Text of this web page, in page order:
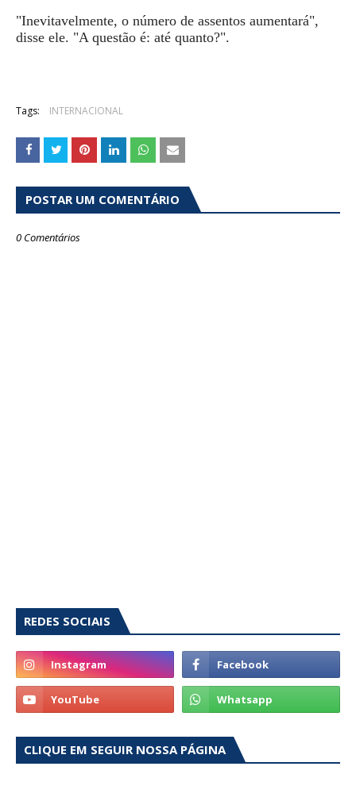
"Inevitavelmente, o número de assentos aumentará",
disse ele. "A questão é: até quanto?".
Tags: INTERNACIONAL
POSTAR UM COMENTÁRIO
0 Comentários
REDES SOCIAIS
CLIQUE EM SEGUIR NOSSA PÁGINA